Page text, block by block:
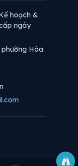
hoạch &
ngày
phường Hòa